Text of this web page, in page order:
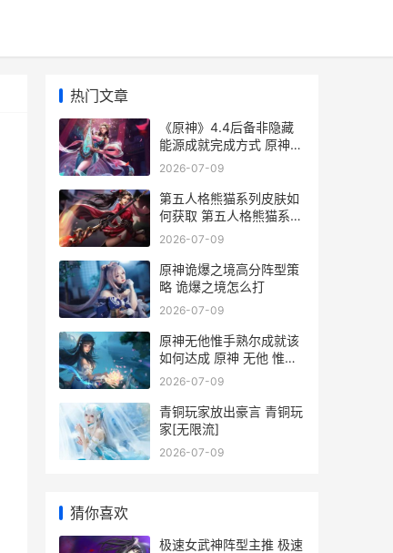
热门文章
《原神》4.4后备非隐藏
能源成就完成方式 原神后
期效果对比图
2026-07-09
第五人格熊猫系列皮肤如
何获取 第五人格熊猫系列
多少回声
2026-07-09
原神诡爆之境高分阵型策
略 诡爆之境怎么打
2026-07-09
原神无他惟手熟尔成就该
如何达成 原神 无他 惟手
熟尔
2026-07-09
青铜玩家放出豪言 青铜玩
家[无限流]
2026-07-09
猜你喜欢
极速女武神阵型主推 极速